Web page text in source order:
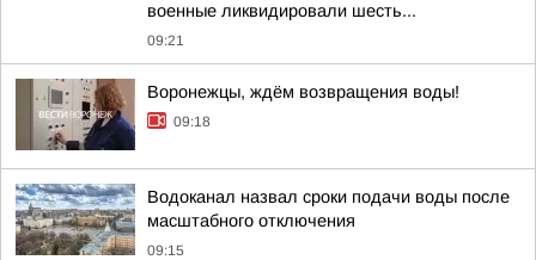
военные ликвидировали шесть...
09:21
Воронежцы, ждём возвращения воды!
09:18
Водоканал назвал сроки подачи воды после
масштабного отключения
09:15